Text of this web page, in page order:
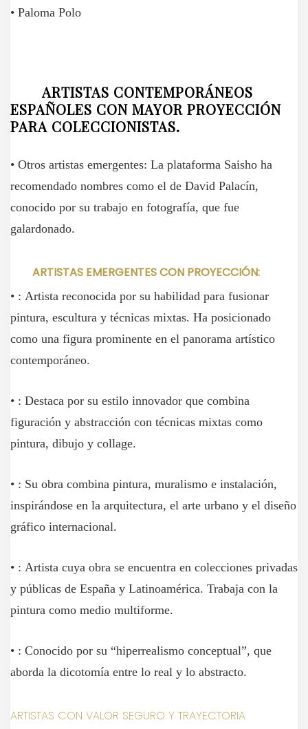
• Paloma Polo
ARTISTAS CONTEMPORÁNEOS
ESPAÑOLES CON MAYOR PROYECCIÓN
PARA COLECCIONISTAS.
• Otros artistas emergentes: La plataforma Saisho ha
recomendado nombres como el de David Palacín,
conocido por su trabajo en fotografía, que fue
galardonado.
ARTISTAS EMERGENTES CON PROYECCIÓN:
• : Artista reconocida por su habilidad para fusionar
pintura, escultura y técnicas mixtas. Ha posicionado
como una figura prominente en el panorama artístico
contemporáneo.
• : Destaca por su estilo innovador que combina
figuración y abstracción con técnicas mixtas como
pintura, dibujo y collage.
• : Su obra combina pintura, muralismo e instalación,
inspirándose en la arquitectura, el arte urbano y el diseño
gráfico internacional.
• : Artista cuya obra se encuentra en colecciones privadas
y públicas de España y Latinoamérica. Trabaja con la
pintura como medio multiforme.
• : Conocido por su “hiperrealismo conceptual”, que
aborda la dicotomía entre lo real y lo abstracto.
ARTISTAS CON VALOR SEGURO Y TRAYECTORIA